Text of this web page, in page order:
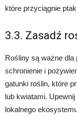
które przyciągnie
3.3. Zasadź
Rośliny są ważne dla
schronienie i
gatunki roślin, które
lub kwiatami.
lokalnego